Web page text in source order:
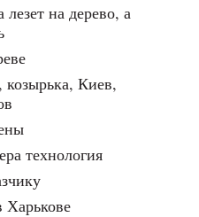
на дерево, а
козырька, Киев,
технология
Харькове